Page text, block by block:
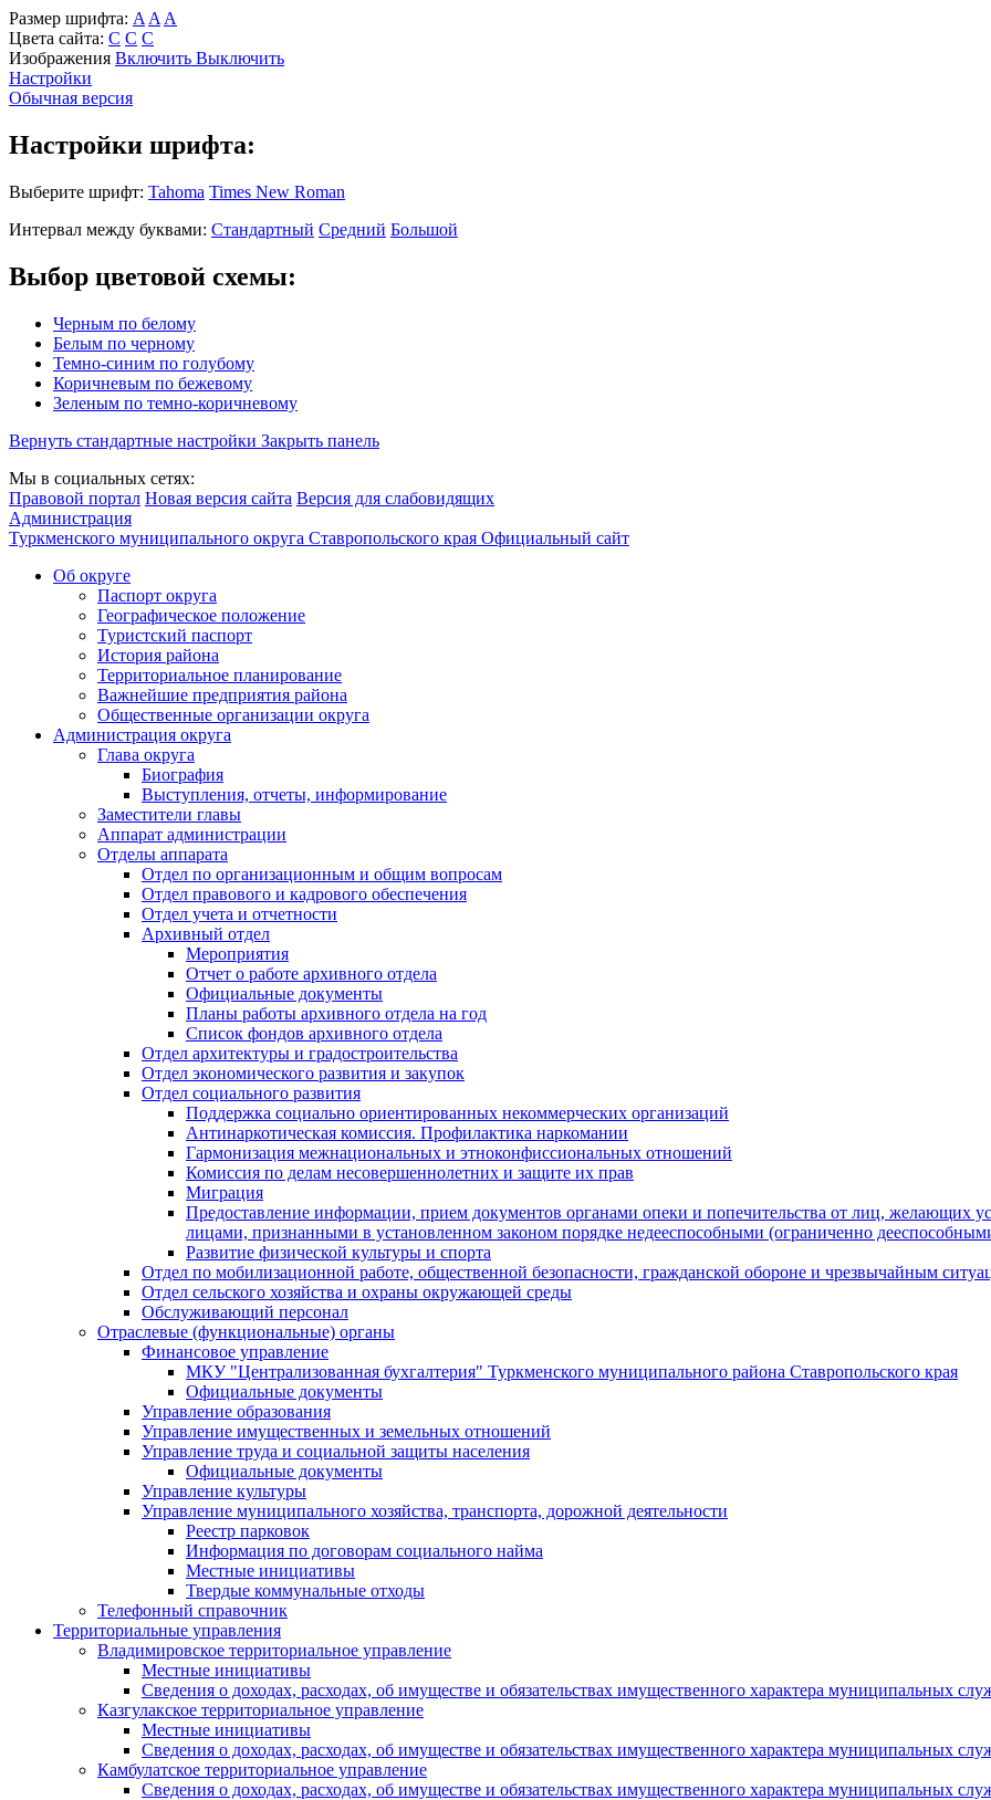
Размер шрифта: A A A
Цвета сайта: С С С
Изображения Включить Выключить
Настройки
Обычная версия
Настройки шрифта:
Выберите шрифт: Tahoma Times New Roman
Интервал между буквами: Стандартный Средний Большой
Выбор цветовой схемы:
Черным по белому
Белым по черному
Темно-синим по голубому
Коричневым по бежевому
Зеленым по темно-коричневому
Вернуть стандартные настройки Закрыть панель
Мы в социальных сетях:
Правовой портал Новая версия сайта Версия для слабовидящих
Администрация
Туркменского муниципального округа Ставропольского края Официальный сайт
Об округе
Паспорт округа
Географическое положение
Туристский паспорт
История района
Территориальное планирование
Важнейшие предприятия района
Общественные организации округа
Администрация округа
Глава округа
Биография
Выступления, отчеты, информирование
Заместители главы
Аппарат администрации
Отделы аппарата
Отдел по организационным и общим вопросам
Отдел правового и кадрового обеспечения
Отдел учета и отчетности
Архивный отдел
Мероприятия
Отчет о работе архивного отдела
Официальные документы
Планы работы архивного отдела на год
Список фондов архивного отдела
Отдел архитектуры и градостроительства
Отдел экономического развития и закупок
Отдел социального развития
Поддержка социально ориентированных некоммерческих организаций
Антинаркотическая комиссия. Профилактика наркомании
Гармонизация межнациональных и этноконфиссиональных отношений
Комиссия по делам несовершеннолетних и защите их прав
Миграция
Предоставление информации, прием документов органами опеки и попечительства от лиц, желающих
лицами, признанными в установленном законом порядке недееспособными (ограниченно
Развитие физической культуры и спорта
Отдел по мобилизационной работе, общественной безопасности, гражданской оборонe и чрезвычайным
Отдел сельского хозяйства и охраны окружающей среды
Обслуживающий персонал
Отраслевые (функциональные) органы
Финансовое управление
МКУ "Централизованная бухгалтерия" Туркменского муниципального района Ставропольского края
Официальные документы
Управление образования
Управление имущественных и земельных отношений
Управление труда и социальной защиты населения
Официальные документы
Управление культуры
Управление муниципального хозяйства, транспорта, дорожной деятельности
Реестр парковок
Информация по договорам социального найма
Местные инициативы
Твердые коммунальные отходы
Телефонный справочник
Территориальные управления
Владимировское территориальное управление
Местные инициативы
Сведения о доходах, расходах, об имуществе и обязательствах имущественного характера муниципальных
Казгулакское территориальное управление
Местные инициативы
Сведения о доходах, расходах, об имуществе и обязательствах имущественного характера муниципальных
Камбулатское территориальное управление
Сведения о доходах, расходах, об имуществе и обязательствах имущественного характера муниципальных